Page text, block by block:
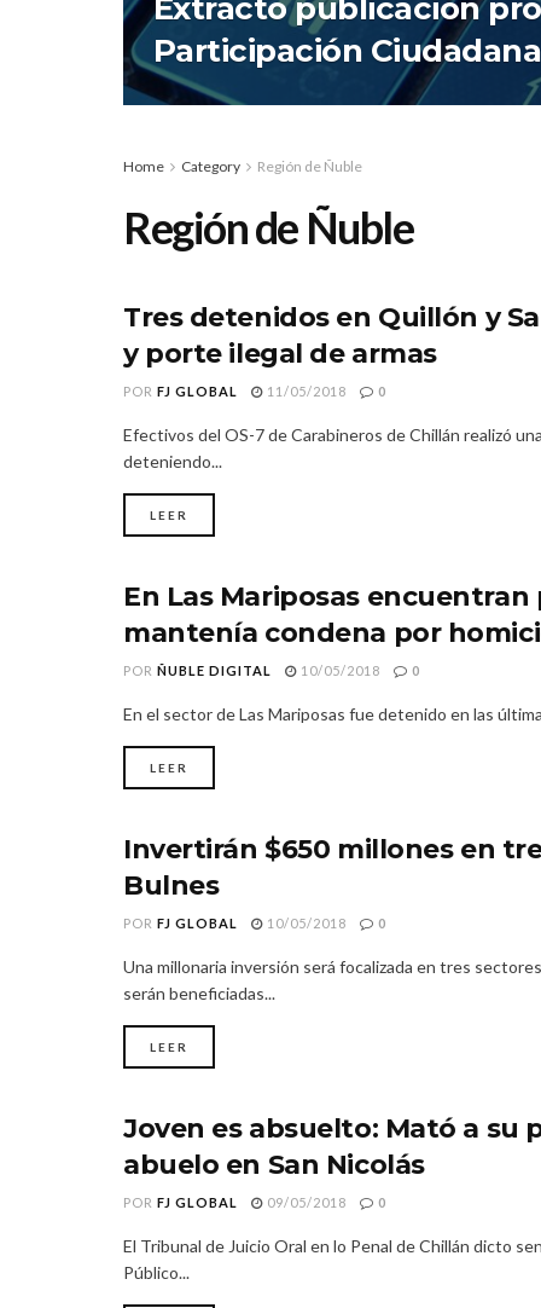
Extracto publicación
Participación Ciudadana
Home Category Región de Ñuble
Región de Ñuble
REGIÓN DE ÑUBLE
Tres detenidos en Quillón y
y porte ilegal de armas
POR FJ GLOBAL 11/05/2018 0
Efectivos del OS-7 de Carabineros de Chillán realizó
deteniendo...
LEER
REGIÓN DE ÑUBLE
En Las Mariposas
mantenía condena por
POR ÑUBLE DIGITAL 10/05/2018 0
En el sector de Las Mariposas fue detenido en las
LEER
REGIÓN DE ÑUBLE
Invertirán $650 millones en
Bulnes
POR FJ GLOBAL 10/05/2018 0
Una millonaria inversión será focalizada en tres
serán beneficiadas...
LEER
REGIÓN DE ÑUBLE
Joven es absuelto: Mató a su
abuelo en San Nicolás
POR FJ GLOBAL 09/05/2018 0
El Tribunal de Juicio Oral en lo Penal de Chillán dicto
Público...